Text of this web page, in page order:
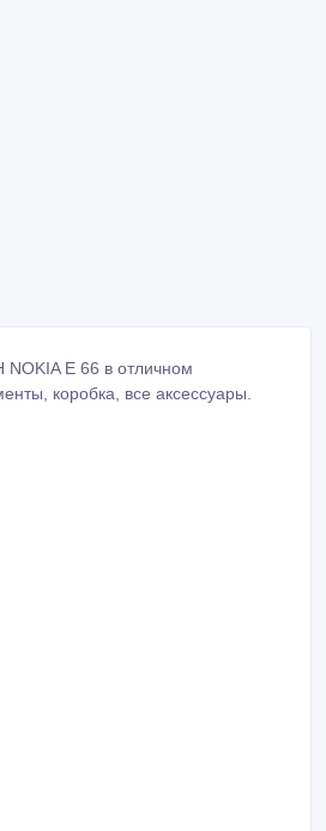
E 66 в отличном
коробка, все аксессуары.